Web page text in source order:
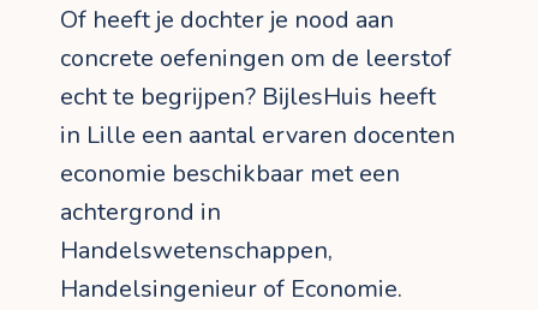
Of heeft je dochter je nood aan
concrete oefeningen om de leerstof
echt te begrijpen? BijlesHuis heeft
in Lille een aantal ervaren docenten
economie beschikbaar met een
achtergrond in
Handelswetenschappen,
Handelsingenieur of Economie.